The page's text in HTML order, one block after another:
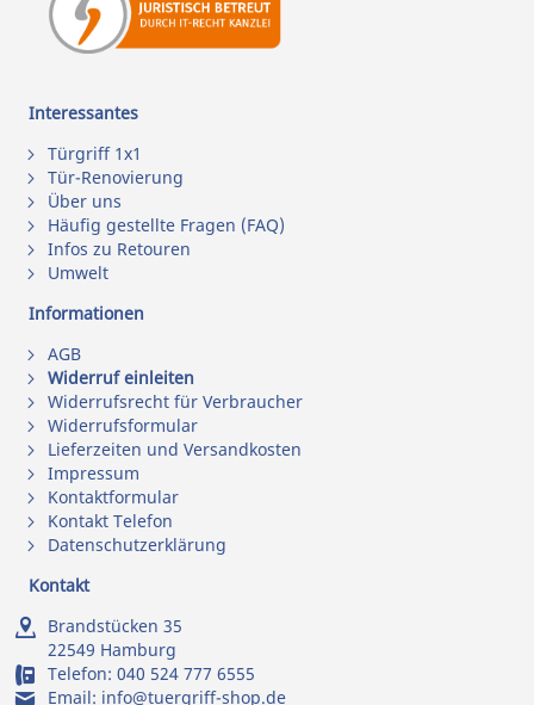
Interessantes
Türgriff 1x1
Tür-Renovierung
Über uns
Häufig gestellte Fragen (FAQ)
Infos zu Retouren
Umwelt
Informationen
AGB
Widerruf einleiten
Widerrufsrecht für Verbraucher
Widerrufsformular
Lieferzeiten und Versandkosten
Impressum
Kontaktformular
Kontakt Telefon
Datenschutzerklärung
Kontakt
Brandstücken 35
22549 Hamburg
Telefon: 040 524 777 6555
Email: info@tuergriff-shop.de